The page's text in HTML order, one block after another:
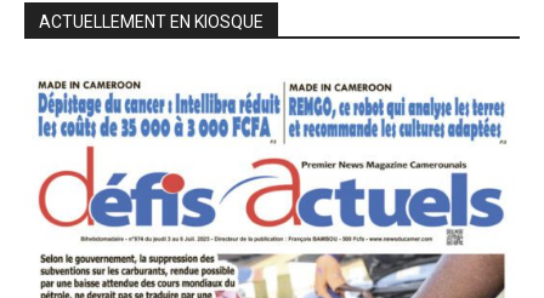
ACTUELLEMENT EN KIOSQUE